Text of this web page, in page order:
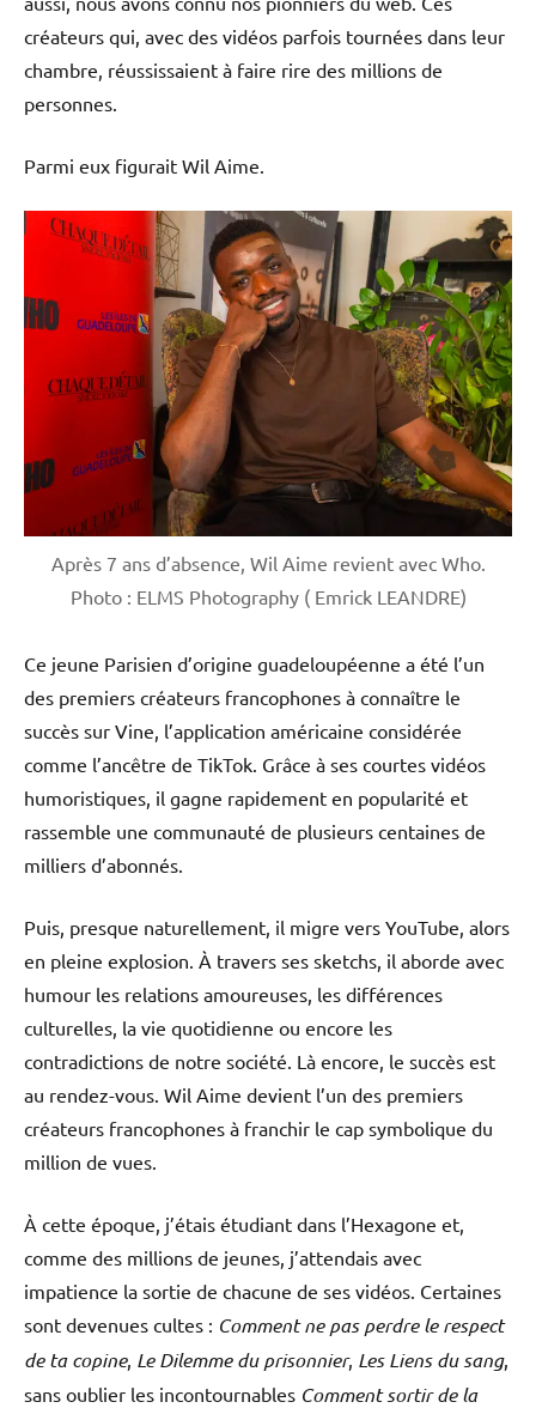
créateurs qui, avec des vidéos parfois tournées dans leur
chambre, réussissaient à faire rire des millions de
personnes.
Parmi eux figurait Wil Aime.
Après 7 ans d’absence, Wil Aime revient avec Who.
Photo : ELMS Photography ( Emrick LEANDRE)
Ce jeune Parisien d’origine guadeloupéenne a été l’un
des premiers créateurs francophones à connaître le
succès sur Vine, l’application américaine considérée
comme l’ancêtre de TikTok. Grâce à ses courtes vidéos
humoristiques, il gagne rapidement en popularité et
rassemble une communauté de plusieurs centaines de
milliers d’abonnés.
Puis, presque naturellement, il migre vers YouTube, alors
en pleine explosion. À travers ses sketchs, il aborde avec
humour les relations amoureuses, les différences
culturelles, la vie quotidienne ou encore les
contradictions de notre société. Là encore, le succès est
au rendez-vous. Wil Aime devient l’un des premiers
créateurs francophones à franchir le cap symbolique du
million de vues.
À cette époque, j’étais étudiant dans l’Hexagone et,
comme des millions de jeunes, j’attendais avec
impatience la sortie de chacune de ses vidéos. Certaines
sont devenues cultes : Comment ne pas perdre le respect
de ta copine, Le Dilemme du prisonnier, Les Liens du sang,
sans oublier les incontournables Comment sortir de la